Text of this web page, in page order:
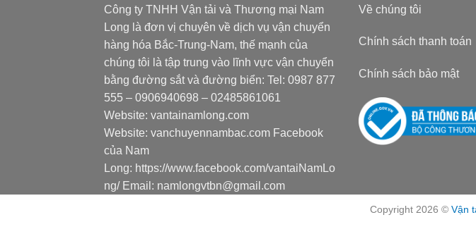
Công ty TNHH Vận tải và Thương mại Nam
Long là đơn vị chuyên về dịch vụ vận chuyển
hàng hóa Bắc-Trung-Nam, thế mạnh của
chúng tôi là tập trung vào lĩnh vực vận chuyển
bằng đường sắt và đường biển: Tel: 0987 877
555 – 0906940698 – 02485861061
Website: vantainamlong.com
Website: vanchuyennambac.com Facebook
của Nam
Long: https://www.facebook.com/vantaiNamLo
ng/Email: namlongvtbn@gmail.com
Về chúng tôi
Chính sách thanh toán
Chính sách bảo mật
Copyright 2026 © Vận